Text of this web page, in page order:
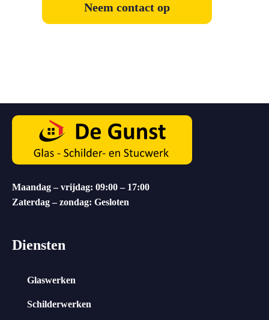
Neem contact op
Maandag – vrijdag: 09:00 – 17:00
Zaterdag – zondag: Gesloten
Diensten
Glaswerken
Schilderwerken